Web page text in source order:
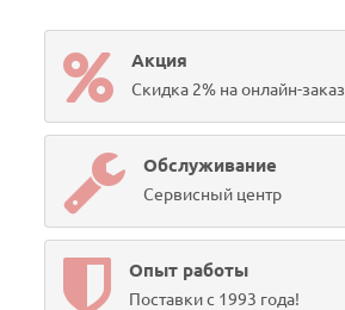
Акция
Скидка 2% на онлайн-заказ
Обслуживание
Сервисный центр
Опыт работы
Поставки с 1993 года!